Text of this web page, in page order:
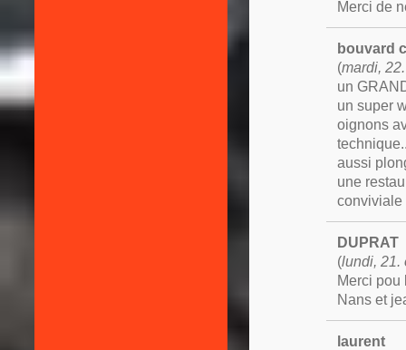
Merci de
bouvard
(mardi,
un
un super
oignons
aussi
une
conviviale
DUPRAT
(lundi, 21.
Merci pou
Nans et
laurent